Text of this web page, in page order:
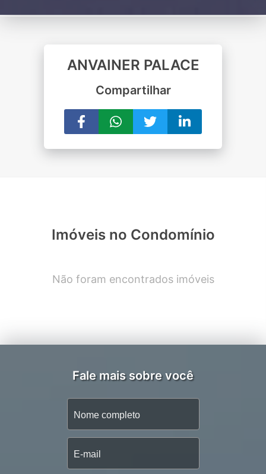
ANVAINER PALACE
Compartilhar
Imóveis no Condomínio
Não foram encontrados imóveis
Fale mais sobre você